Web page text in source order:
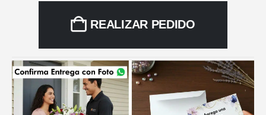
REALIZAR PEDIDO